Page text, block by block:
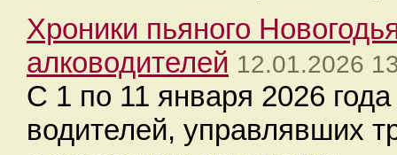
Хроники пьяного
алководителей 12.01.2026
С 1 по 11 января 2026
водителей, управлявших